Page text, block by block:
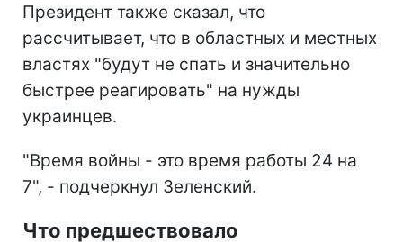
Президент также сказал, что
рассчитывает, что в областных и местных
властях "будут не спать и значительно
быстрее реагировать" на нужды
украинцев.
"Время войны - это время работы 24 на
7", - подчеркнул Зеленский.
Что предшествовало